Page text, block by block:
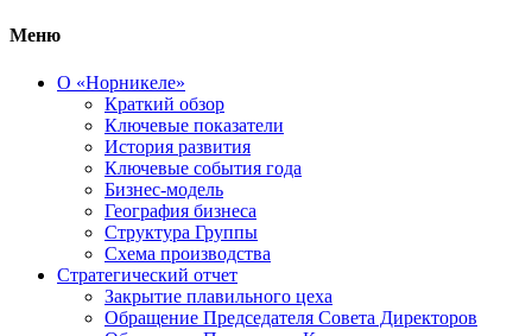
Меню
О «Норникеле»
Краткий обзор
Ключевые показатели
История развития
Ключевые события года
Бизнес-модель
География бизнеса
Структура Группы
Схема производства
Стратегический отчет
Закрытие плавильного цеха
Обращение Председателя Совета Директоров